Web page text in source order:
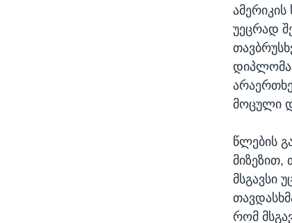
უეცრად
მოცული
წლების
მიზეზით,
მსგავსი
რომ